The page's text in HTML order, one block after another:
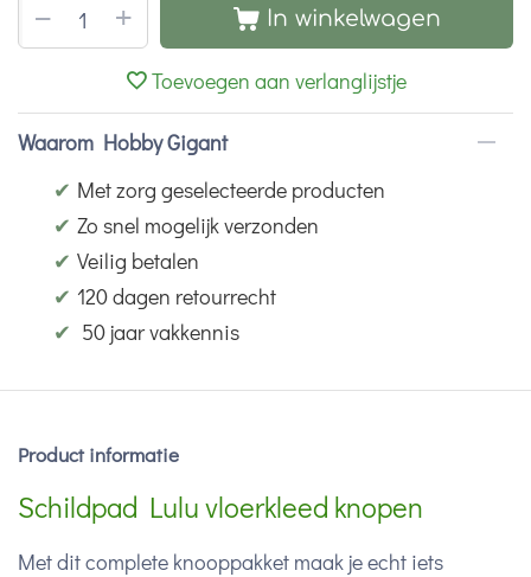
+
− In winkelwagen
Toevoegen aan verlanglijstje
Waarom Hobby Gigant
✔ Met zorg geselecteerde producten
✔ Zo snel mogelijk verzonden
✔ Veilig betalen
✔ 120 dagen retourrecht
✔ 50 jaar vakkennis
Product informatie
Schildpad Lulu vloerkleed knopen
Met dit complete knooppakket maak je echt iets